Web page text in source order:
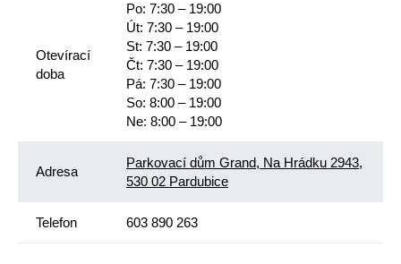
Otevírací
doba
Po: 7:30 – 19:00
Út: 7:30 – 19:00
St: 7:30 – 19:00
Čt: 7:30 – 19:00
Pá: 7:30 – 19:00
So: 8:00 – 19:00
Ne: 8:00 – 19:00
Adresa
Parkovací dům Grand, Na Hrádku 2943,
530 02 Pardubice
Telefon 603 890 263